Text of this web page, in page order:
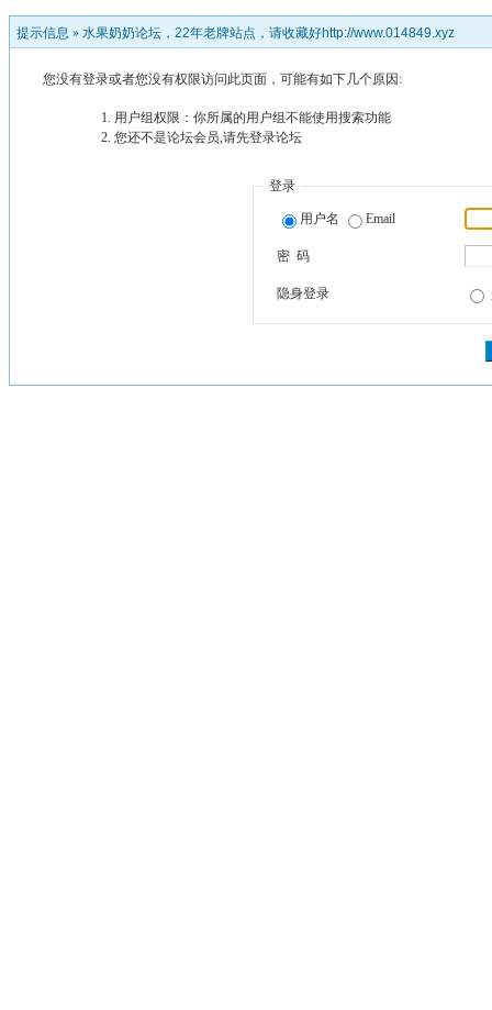
提示信息 » 水果奶奶论坛，22年老牌站点，请收藏好http://www.014849.xyz
您没有登录或者您没有权限访问此页面，可能有如下几个原因:
用户组权限：你所属的用户组不能使用搜索功能
您还不是论坛会员,请先登录论坛
登录
用户名 Email
密 码
隐身登录